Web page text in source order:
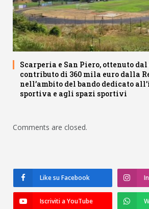
Scarperia e San Piero, ottenuto dal
contributo di 360 mila euro dalla
nell’ambito del bando dedicato
sportiva e agli spazi sportivi
Comments are closed.
Like su Facebook
Iscriviti a YouTube